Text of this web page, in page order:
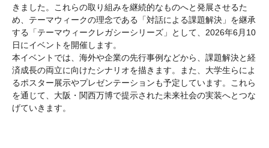
きました。これらの取り組みを継続的なものへと発展させるた
め、テーマウィークの理念である「対話による課題解決」を継承
する「テーマウィークレガシーシリーズ」として、2026年6月10
日にイベントを開催します。
本イベントでは、海外や企業の先行事例などから、課題解決と経
済成長の両立に向けたシナリオを描きます。また、大学生らによ
るポスター展示やプレゼンテーションも予定しています。これら
を通じて、大阪・関西万博で提示された未来社会の実装へとつな
げていきます。